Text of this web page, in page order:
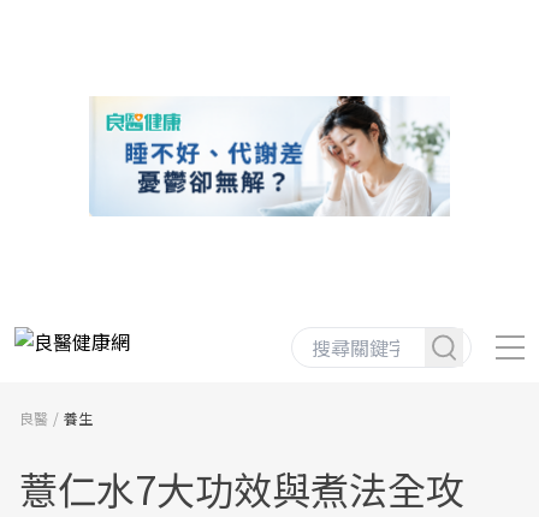
良醫 養生
薏仁水7大功效與煮法全攻